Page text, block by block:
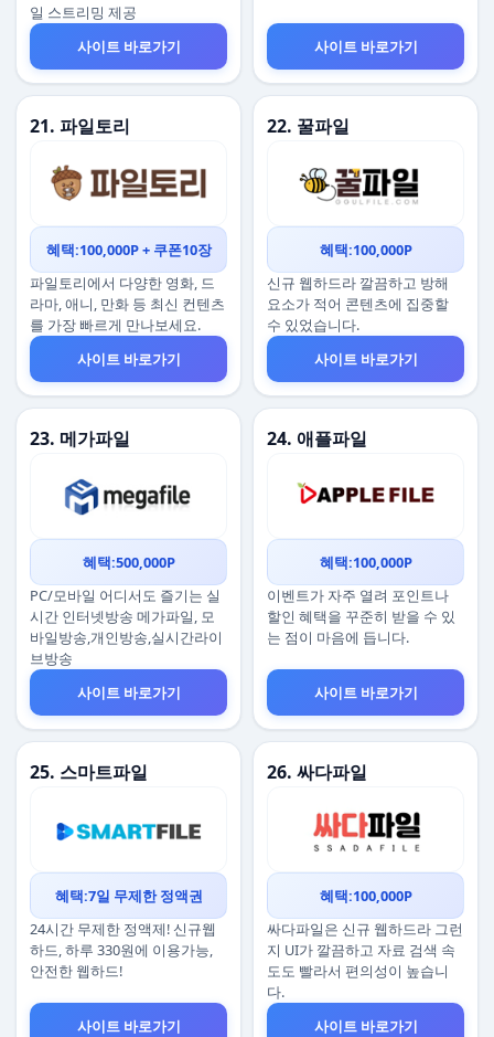
일 스트리밍 제공
사이트 바로가기
사이트 바로가기
21. 파일토리
혜택:100,000P + 쿠폰10장
파일토리에서 다양한 영화, 드
라마, 애니, 만화 등 최신 컨텐츠
를 가장 빠르게 만나보세요.
사이트 바로가기
22. 꿀파일
혜택:100,000P
신규 웹하드라 깔끔하고 방해
요소가 적어 콘텐츠에 집중할
수 있었습니다.
사이트 바로가기
23. 메가파일
혜택:500,000P
PC/모바일 어디서도 즐기는 실
시간 인터넷방송 메가파일, 모
바일방송,개인방송,실시간라이
브방송
사이트 바로가기
24. 애플파일
혜택:100,000P
이벤트가 자주 열려 포인트나
할인 혜택을 꾸준히 받을 수 있
는 점이 마음에 듭니다.
사이트 바로가기
25. 스마트파일
혜택:7일 무제한 정액권
24시간 무제한 정액제! 신규웹
하드, 하루 330원에 이용가능,
안전한 웹하드!
사이트 바로가기
26. 싸다파일
혜택:100,000P
싸다파일은 신규 웹하드라 그런
지 UI가 깔끔하고 자료 검색 속
도도 빨라서 편의성이 높습니
다.
사이트 바로가기